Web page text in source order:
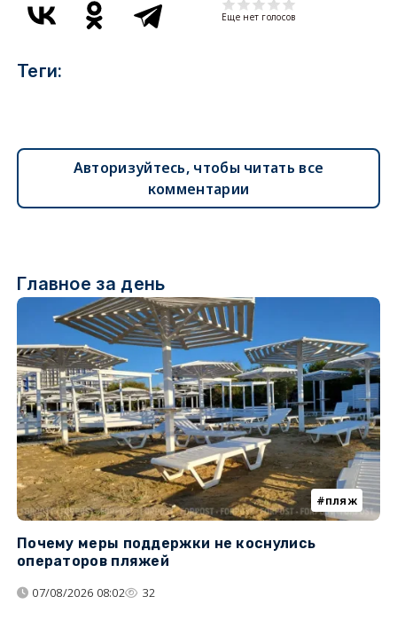
Еще нет голосов
Теги:
Авторизуйтесь, чтобы читать все
комментарии
Главное за день
пляж
Почему меры поддержки не коснулись
операторов пляжей
07/08/2026 08:02 32